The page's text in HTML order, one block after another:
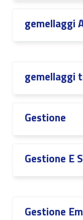
gemellaggi
gemellaggi
Gestione
Gestione E
Gestione